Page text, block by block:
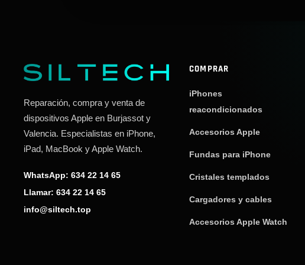
Reparación, compra y venta de
dispositivos Apple en Burjassot y
Valencia. Especialistas en iPhone,
iPad, MacBook y Apple Watch.
WhatsApp: 634 22 14 65
Llamar: 634 22 14 65
info@siltech.top
COMPRAR
iPhones
reacondicionados
Accesorios Apple
Fundas para iPhone
Cristales templados
Cargadores y cables
Accesorios Apple Watch